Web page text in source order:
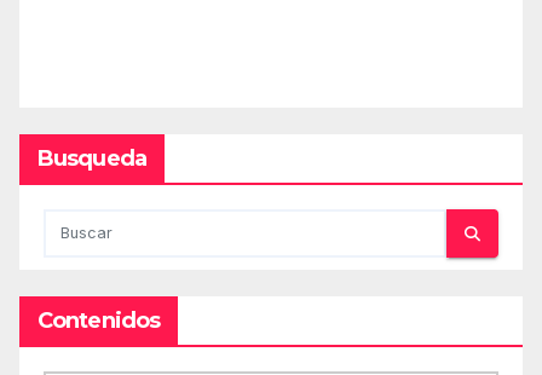
Busqueda
Contenidos